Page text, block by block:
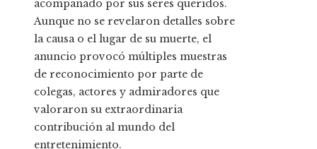
acompañado por sus seres queridos.
Aunque no se revelaron detalles sobre
la causa o el lugar de su muerte, el
anuncio provocó múltiples muestras
de reconocimiento por parte de
colegas, actores y admiradores que
valoraron su extraordinaria
contribución al mundo del
entretenimiento.